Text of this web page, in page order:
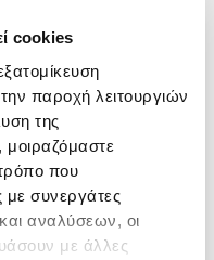
cookies
παροχή λειτουργιών
της
μοιραζόμαστε
που
με συνεργάτες
αναλύσεων, οι
με άλλες